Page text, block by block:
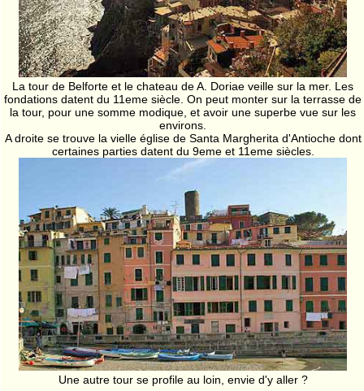
La tour de Belforte et le chateau de A. Doriae veille sur la mer. Les
fondations datent du 11eme siècle. On peut monter sur la terrasse de
la tour, pour une somme modique, et avoir une superbe vue sur les
environs.
A droite se trouve la vielle église de Santa Margherita d'Antioche dont
certaines parties datent du 9eme et 11eme siècles.
Une autre tour se profile au loin, envie d'y aller ?